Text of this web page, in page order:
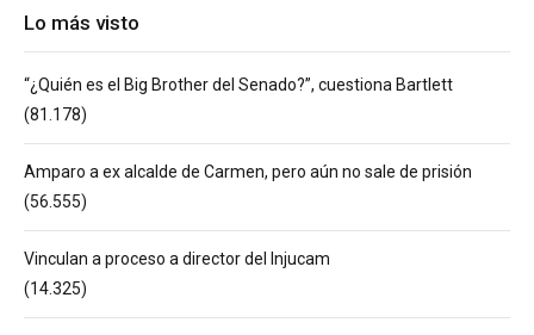
Lo más visto
“¿Quién es el Big Brother del Senado?”, cuestiona Bartlett
(81.178)
Amparo a ex alcalde de Carmen, pero aún no sale de prisión
(56.555)
Vinculan a proceso a director del Injucam
(14.325)